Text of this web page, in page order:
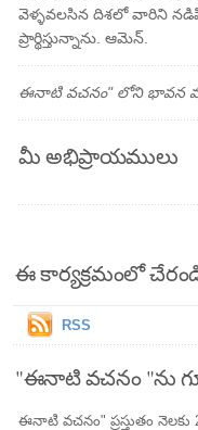
వెళ్ళవలసిన దిశలో వారిని
ప్రార్థిస్తున్నాను. ఆమెన్.
ఈనాటి వచనం" లోని భావన
మీ అభిప్రాయములు
ఈ కార్యక్రమంలో
RSS
"ఈనాటి వచనం "ను
ఈనాటి వచనం" ప్రస్తుతం